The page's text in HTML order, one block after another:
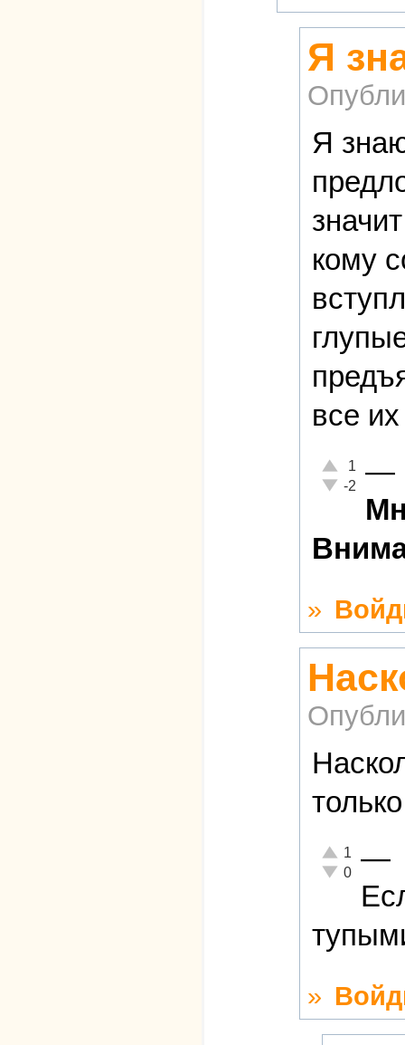
Я
Я
кому
все
Отлично!
1
Неадекватно!
-2
—
»
Отлично!
1
Неадекватно!
0 —
»